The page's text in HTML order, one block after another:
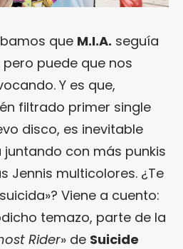
que M.I.A. seguía
pero puede que nos
Y es que,
filtrado primer single
disco, es inevitable
con más punkis
Jennis multicolores. ¿Te
Viene a cuento:
temazo, parte de la
Rider» de Suicide